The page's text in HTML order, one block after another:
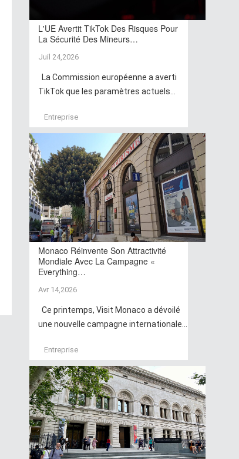
L'UE Avertit TikTok Des Risques Pour
La Sécurité Des Mineurs…
Juil 24,2026
La Commission européenne a averti
TikTok que les paramètres actuels...
Entreprise
Monaco Réinvente Son Attractivité
Mondiale Avec La Campagne «
Everything…
Avr 14,2026
Ce printemps, Visit Monaco a dévoilé
une nouvelle campagne internationale...
Entreprise